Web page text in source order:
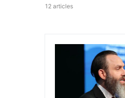
12 articles
Le réseau EOS